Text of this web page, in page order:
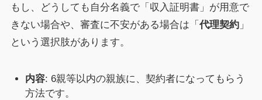
もし、どうしても自分名義で「収入証明書」が用意で
きない場合や、審査に不安がある場合は「 代理契約」
という選択肢があります。
内容: 6親等以内の親族に、契約者になってもらう
方法です。